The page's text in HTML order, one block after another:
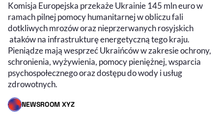
Komisja Europejska przekaże Ukrainie 145 mln euro w
ramach pilnej pomocy humanitarnej w obliczu fali
dotkliwych mrozów oraz nieprzerwanych rosyjskich
ataków na infrastrukturę energetyczną tego kraju.
Pieniądze mają wesprzeć Ukraińców w zakresie ochrony,
schronienia, wyżywienia, pomocy pieniężnej, wsparcia
psychospołecznego oraz dostępu do wody i usług
zdrowotnych.
NEWSROOM XYZ
- AUTOR ARTYKUŁU - PROFIL